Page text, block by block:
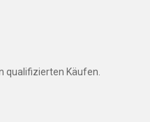
qualifizierten Käufen.